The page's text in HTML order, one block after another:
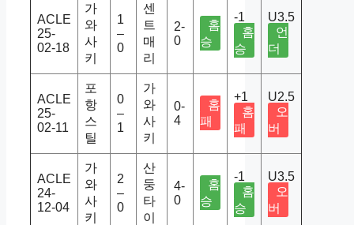
ACLE
25-
02-18
가
와
사
키
1
–
0
센
트
매
리
2-
0
홈
승
-1
홈
승
U3.5
언
더
ACLE
25-
02-11
포
항
스
틸
0
–
1
가
와
사
키
0-
4
홈
패
+1
홈
패
U2.5
오
버
ACLE
24-
12-04
가
와
사
키
2
–
0
산
둥
타
이
4-
0
홈
승
-1
홈
승
U3.5
오
버